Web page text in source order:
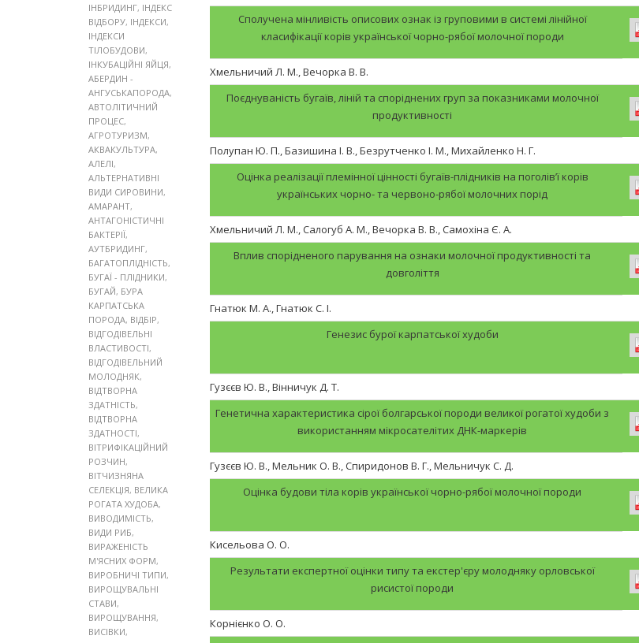
ІНБРИДИНГ, ІНДЕКС
ВІДБОРУ, ІНДЕКСИ,
ІНДЕКСИ
ТІЛОБУДОВИ,
ІНКУБАЦІЙНІ ЯЙЦЯ,
АБЕРДИН -
АНГУСЬКАПОРОДА,
АВТОЛІТИЧНИЙ
ПРОЦЕС,
АГРОТУРИЗМ,
АКВАКУЛЬТУРА,
АЛЕЛІ,
АЛЬТЕРНАТИВНІ
ВИДИ СИРОВИНИ,
АМАРАНТ,
АНТАГОНІСТИЧНІ
БАКТЕРІЇ,
АУТБРИДИНГ,
БАГАТОПЛІДНІСТЬ,
БУГАЇ - ПЛІДНИКИ,
БУГАЙ, БУРА
КАРПАТСЬКА
ПОРОДА, ВІДБІР,
ВІДГОДІВЕЛЬНІ
ВЛАСТИВОСТІ,
ВІДГОДІВЕЛЬНИЙ
МОЛОДНЯК,
ВІДТВОРНА
ЗДАТНІСТЬ,
ВІДТВОРНА
ЗДАТНОСТІ,
ВІТРИФІКАЦІЙНИЙ
РОЗЧИН,
ВІТЧИЗНЯНА
СЕЛЕКЦІЯ, ВЕЛИКА
РОГАТА ХУДОБА,
ВИВОДИМІСТЬ,
ВИДИ РИБ,
ВИРАЖЕНІСТЬ
М'ЯСНИХ ФОРМ,
ВИРОБНИЧІ ТИПИ,
ВИРОЩУВАЛЬНІ
СТАВИ,
ВИРОЩУВАННЯ,
ВИСІВКИ,
Сполучена мінливість описових ознак із груповими в системі лінійної
класифікації корів української чорно-рябої молочної породи
Хмельничий Л. М., Вечорка В. В.
Поєднуваність бугаїв, ліній та споріднених груп за показниками молочної
продуктивності
Полупан Ю. П., Базишина І. В., Безрутченко І. М., Михайленко Н. Г.
Оцінка реалізації племінної цінності бугаїв-плідників на поголів’ї корів
українських чорно- та червоно-рябої молочних порід
Хмельничий Л. М., Салогуб А. М., Вечорка В. В., Самохіна Є. А.
Вплив спорідненого парування на ознаки молочної продуктивності та
довголіття
Гнатюк М. А., Гнатюк С. І.
Генезис бурої карпатської худоби
Гузєєв Ю. В., Вінничук Д. Т.
Генетична характеристика сірої болгарської породи великої рогатої худоби з
використанням мікросателітих ДНК-маркерів
Гузєєв Ю. В., Мельник О. В., Спиридонов В. Г., Мельничук С. Д.
Оцінка будови тіла корів української чорно-рябої молочної породи
Кисельова О. О.
Результати експертної оцінки типу та екстер'єру молодняку орловської
рисистої породи
Корнієнко О. О.